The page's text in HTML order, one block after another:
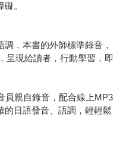
。
，本書的外師標準錄音，
呈現給讀者，行動學習，即
親自錄音，配合線上MP3
的日語發音、語調，輕輕鬆